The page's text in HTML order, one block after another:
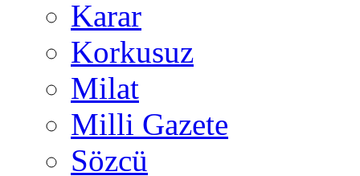
Karar
Korkusuz
Milat
Milli Gazete
Sözcü